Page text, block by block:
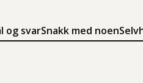
og svarSnakk med noen